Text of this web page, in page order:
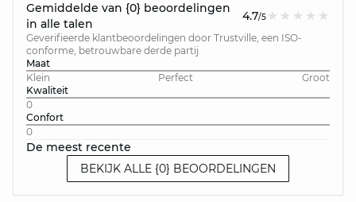
Gemiddelde van {0} beoordelingen
in alle talen
4.7/5
Geverifieerde klantbeoordelingen door Trustville, een ISO-
conforme, betrouwbare derde partij
Maat
Klein
Perfect
Groot
Kwaliteit
0
Confort
0
De meest recente
BEKIJK ALLE {0} BEOORDELINGEN